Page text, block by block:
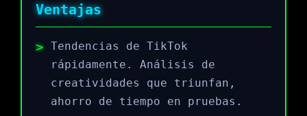
Ventajas
Tendencias de TikTok
rápidamente. Análisis de
creatividades que triunfan,
ahorro de tiempo en pruebas.